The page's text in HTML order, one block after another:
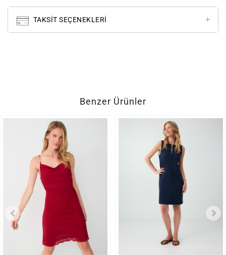
TAKSIT SEÇENEKLERI
Benzer Ürünler